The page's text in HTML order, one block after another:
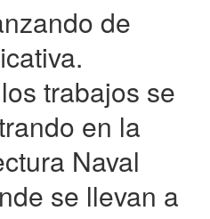
de
trabajos se
en la
Naval
se llevan a